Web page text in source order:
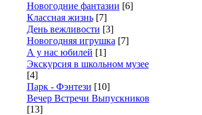
Новогодние фантазии [6]
Классная жизнь [7]
День вежливости [3]
Новогодняя игрушка [7]
А у нас юбилей [1]
Экскурсия в школьном музее
[4]
Парк - Фэнтези [10]
Вечер Встречи Выпускников
[13]